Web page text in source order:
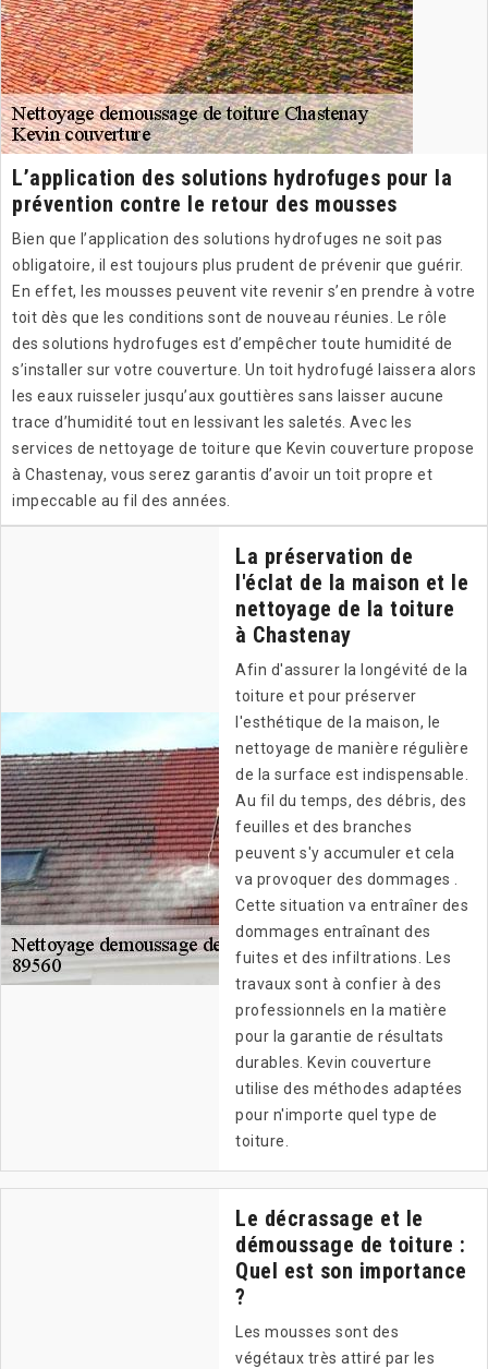
L’application des solutions hydrofuges pour la
prévention contre le retour des mousses
Bien que l’application des solutions hydrofuges ne soit pas
obligatoire, il est toujours plus prudent de prévenir que guérir.
En effet, les mousses peuvent vite revenir s’en prendre à votre
toit dès que les conditions sont de nouveau réunies. Le rôle
des solutions hydrofuges est d’empêcher toute humidité de
s’installer sur votre couverture. Un toit hydrofugé laissera alors
les eaux ruisseler jusqu’aux gouttières sans laisser aucune
trace d’humidité tout en lessivant les saletés. Avec les
services de nettoyage de toiture que Kevin couverture propose
à Chastenay, vous serez garantis d’avoir un toit propre et
impeccable au fil des années.
La préservation de
l'éclat de la maison et le
nettoyage de la toiture
à Chastenay
Afin d'assurer la longévité de la
toiture et pour préserver
l'esthétique de la maison, le
nettoyage de manière régulière
de la surface est indispensable.
Au fil du temps, des débris, des
feuilles et des branches
peuvent s'y accumuler et cela
va provoquer des dommages .
Cette situation va entraîner des
dommages entraînant des
fuites et des infiltrations. Les
travaux sont à confier à des
professionnels en la matière
pour la garantie de résultats
durables. Kevin couverture
utilise des méthodes adaptées
pour n'importe quel type de
toiture.
Le décrassage et le
démoussage de toiture :
Quel est son importance
?
Les mousses sont des
végétaux très attiré par les